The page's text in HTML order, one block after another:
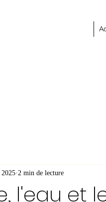
l'eau et
2025 2 min de lecture